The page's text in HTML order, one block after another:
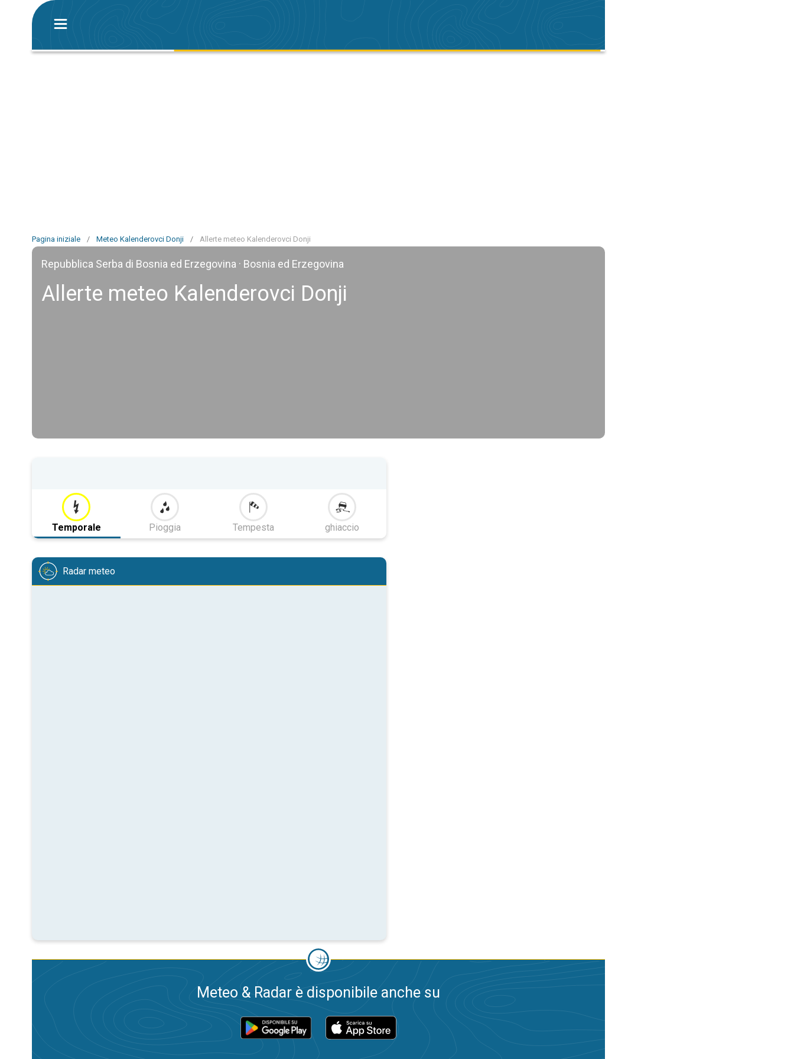
Pagina iniziale / Meteo Kalenderovci Donji / Allerte meteo Kalenderovci Donji
Repubblica Serba di Bosnia ed Erzegovina · Bosnia ed Erzegovina
Allerte meteo Kalenderovci Donji
Temporale Pioggia Tempesta ghiaccio
Radar meteo
Meteo & Radar è disponibile anche su